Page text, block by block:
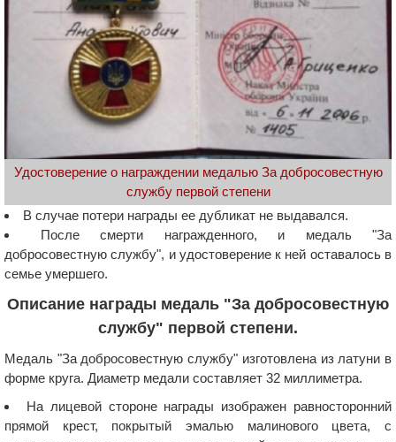
Удостоверение о награждении медалью За добросовестную
службу первой степени
В случае потери награды ее дубликат не выдавался.
После смерти награжденного, и медаль "За
добросовестную службу", и удостоверение к ней оставалось в
семье умершего.
Описание награды медаль "За добросовестную
службу" первой степени.
Медаль "За добросовестную службу" изготовлена из латуни в
форме круга. Диаметр медали составляет 32 миллиметра.
На лицевой стороне награды изображен равносторонний
прямой крест, покрытый эмалью малинового цвета, с